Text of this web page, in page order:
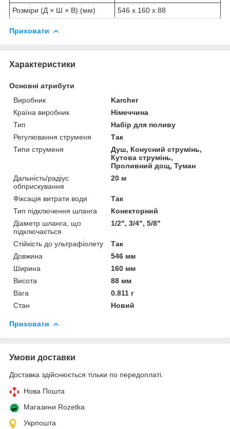
Розміри (Д × Ш × В) (мм) 546 x 160 x 88
Приховати
Характеристики
Основні атрибути
Виробник
Karcher
Країна виробник
Німеччина
Тип
Набір для поливу
Регулювання струменя
Так
Типи струменя
Душ, Конусний струмінь,
Кутова струмінь,
Проливний дощ, Туман
Дальність/радіус
обприскування
20 м
Фіксація витрати води
Так
Тип підключення шланга
Конекторний
Діаметр шланга, що
підключається
1/2", 3/4", 5/8"
Стійкість до ультрафіолету
Так
Довжина
546 мм
Ширина
160 мм
Висота
88 мм
Вага
0.811 г
Стан
Новий
Приховати
Умови доставки
Доставка здійснюється тільки по передоплаті.
Нова Пошта
Магазини Rozetka
Укрпошта